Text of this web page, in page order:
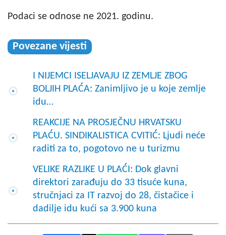
Podaci se odnose ne 2021. godinu.
Povezane vijesti
I NIJEMCI ISELJAVAJU IZ ZEMLJE ZBOG
BOLJIH PLAĆA: Zanimljivo je u koje zemlje
idu…
REAKCIJE NA PROSJEČNU HRVATSKU
PLAĆU. SINDIKALISTICA CVITIĆ: Ljudi neće
raditi za to, pogotovo ne u turizmu
VELIKE RAZLIKE U PLAĆI: Dok glavni
direktori zarađuju do 33 tisuće kuna,
stručnjaci za IT razvoj do 28, čistačice i
dadilje idu kući sa 3.900 kuna